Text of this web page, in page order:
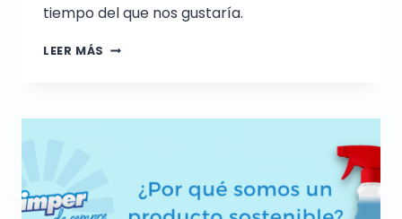
tiempo del que nos gustaría.
LEER MÁS